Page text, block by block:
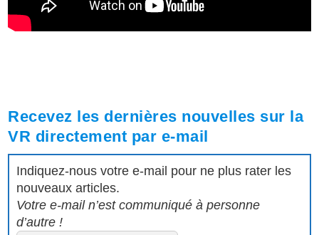
Recevez les dernières nouvelles sur la
VR directement par e-mail
Indiquez-nous votre e-mail pour ne plus rater les
nouveaux articles.
Votre e-mail n’est communiqué à personne
d’autre !